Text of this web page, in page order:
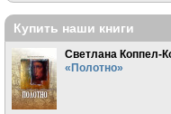
Купить наши книги
Светлана Коппел-
«Полотно»